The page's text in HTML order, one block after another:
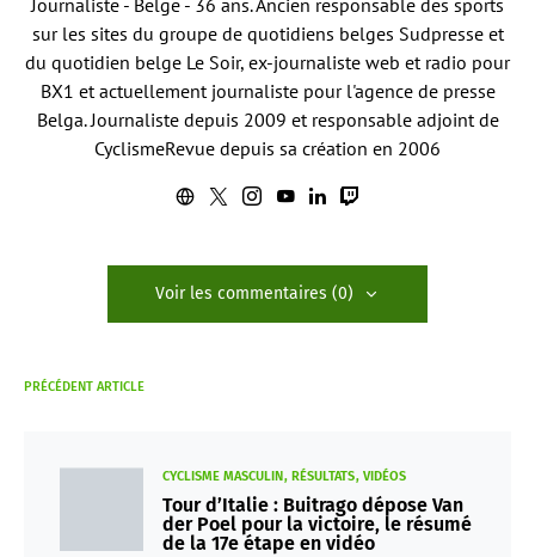
Journaliste - Belge - 36 ans. Ancien responsable des sports
sur les sites du groupe de quotidiens belges Sudpresse et
du quotidien belge Le Soir, ex-journaliste web et radio pour
BX1 et actuellement journaliste pour l'agence de presse
Belga. Journaliste depuis 2009 et responsable adjoint de
CyclismeRevue depuis sa création en 2006
Voir les commentaires (0)
PRÉCÉDENT ARTICLE
CYCLISME MASCULIN RÉSULTATS VIDÉOS
Tour d’Italie : Buitrago dépose Van
der Poel pour la victoire, le résumé
de la 17e étape en vidéo